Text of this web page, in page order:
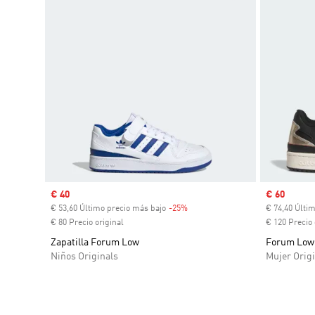
Precio de venta
€ 40
€ 53,60 Último precio más bajo -25%
€ 80 Precio original
Zapatilla Forum Low
Niños Originals
Precio de
€ 60
€ 74,40
€ 120 Precio
Forum
Mujer